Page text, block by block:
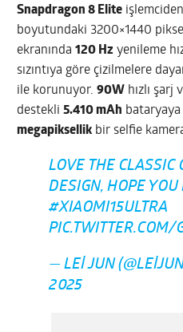
Snapdragon 8 Elite
boyutundaki 3200×1440
ekranında120 Hz yenileme
sızıntıya göre çizilmelere
ile korunuyor.90W hızlı şarj
destekli5.410 mAh
megapiksellik bir selfie
LOVE THE CLASSIC
DESIGN, HOPE YOU
#XIAOMI15ULTRA
PIC.TWITTER.COM/
— LEI JUN
2025